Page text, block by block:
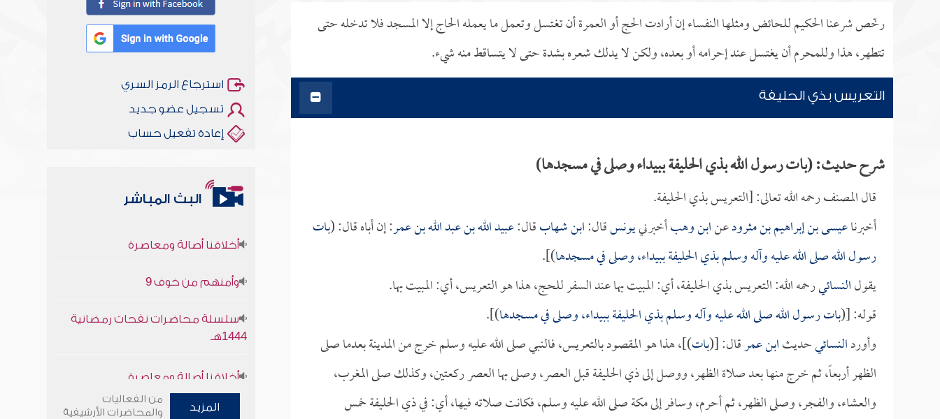
رخّص شرعنا الحكيم للحائض ومثلها النفساء إن أرادت الحج أو العمرة أن تغتسل وتعمل ما يعمله الحاج إلا المسجد فلا تدخله حتى
تتطهر، هذا وللمحرم أن يغتسل عند إحرامه أو بعده، ولكن لا يدلك شعره بشدة حتى لا يتساقط منه شيء.
التعريس بذي الحليفة
شرح حديث: (بات رسول الله بذي الحليفة ببيداء وصلى في مسجدها)
قال المصنف رحمه الله تعالى: [التعريس بذي الحليفة.
أخبرناعيسى بن إبراهيم بن مثرودعنابن وهبأخبرنييونسقال:ابن شهابقال:عبيد الله بن عبد الله بن عمر: إن أباه قال: (بات
رسول الله صلى الله عليه وآله وسلم بذي الحليفة ببيداء، وصلى في مسجدها)].
يقولالنسائيرحمه الله: التعريس بذي الحليفة، أي: المبيت بها عند السفر للحج، هذا هو التعريس، أي: المبيت بها.
قوله: [(بات رسول الله صلى الله عليه وآله وسلم بذي الحليفة ببيداء، وصلى في مسجدها)].
وأوردالنسائيحديثابن عمرقال: [(بات)]، هذا هو المقصود بالتعريس، فالنبي صلى الله عليه وسلم خرج من المدينة بعدما صلى
الظهر أربعاً، ثم خرج منها بعد صلاة الظهر، ووصل إلى ذي الحليفة قبل العصر، وصلى بها العصر ركعتين، وكذلك صلى المغرب،
والعشاء، والفجر، وصلى الظهر، ثم أحرم، وسافر إلى مكة صلى الله عليه وسلم، فكانت صلاته فيها، أي: في ذي الحليفة خمس
استرجاع الرمز السري
تسجيل عضو جديد
إعادة تفعيل حساب
البث المباشر
1444هـ
وأمنهم من خوف 9
المزيد
من الفعاليات
والمحاضرات الأرشيفية